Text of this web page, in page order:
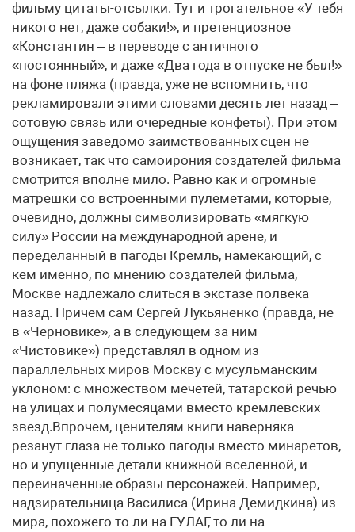
фильму цитаты-отсылки. Тут и трогательное «У тебя
никого нет, даже собаки!», и претенциозное
«Константин – в переводе с античного
«постоянный», и даже «Два года в отпуске не был!»
на фоне пляжа (правда, уже не вспомнить, что
рекламировали этими словами десять лет назад –
сотовую связь или очередные конфеты). При этом
ощущения заведомо заимствованных сцен не
возникает, так что самоирония создателей фильма
смотрится вполне мило. Равно как и огромные
матрешки со встроенными пулеметами, которые,
очевидно, должны символизировать «мягкую
силу» России на международной арене, и
переделанный в пагоды Кремль, намекающий, с
кем именно, по мнению создателей фильма,
Москве надлежало слиться в экстазе полвека
назад. Причем сам Сергей Лукьяненко (правда, не
в «Черновике», а в следующем за ним
«Чистовике») представлял в одном из
параллельных миров Москву с мусульманским
уклоном: с множеством мечетей, татарской речью
на улицах и полумесяцами вместо кремлевских
звезд.Впрочем, ценителям книги наверняка
резанут глаза не только пагоды вместо минаретов,
но и упущенные детали книжной вселенной, и
переиначенные образы персонажей. Например,
надзирательница Василиса (Ирина Демидкина) из
мира, похожего то ли на ГУЛАГ, то ли на